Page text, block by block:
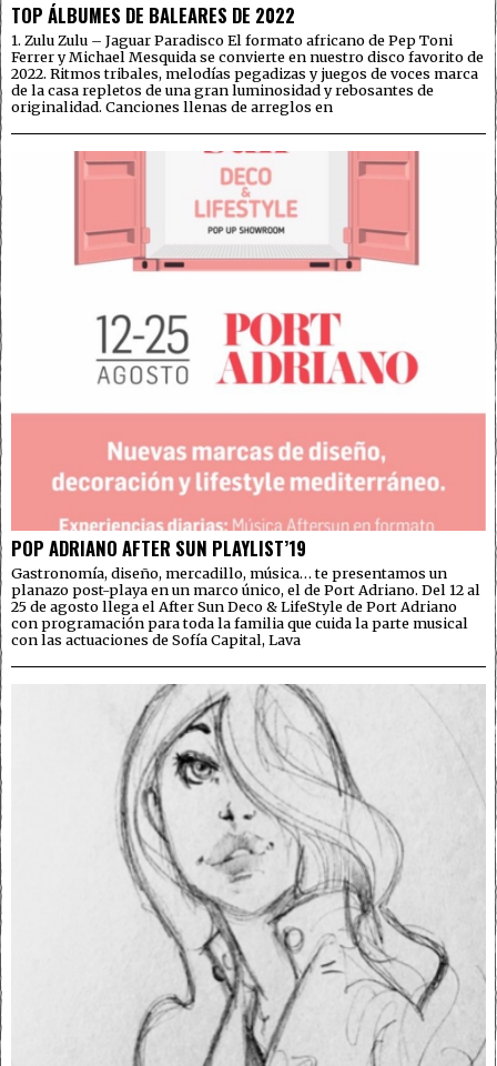
TOP ÁLBUMES DE BALEARES DE 2022
1. Zulu Zulu – Jaguar Paradisco El formato africano de Pep Toni
Ferrer y Michael Mesquida se convierte en nuestro disco favorito de
2022. Ritmos tribales, melodías pegadizas y juegos de voces marca
de la casa repletos de una gran luminosidad y rebosantes de
originalidad. Canciones llenas de arreglos en
POP ADRIANO AFTER SUN PLAYLIST’19
Gastronomía, diseño, mercadillo, música… te presentamos un
planazo post-playa en un marco único, el de Port Adriano. Del 12 al
25 de agosto llega el After Sun Deco & LifeStyle de Port Adriano
con programación para toda la familia que cuida la parte musical
con las actuaciones de Sofía Capital, Lava